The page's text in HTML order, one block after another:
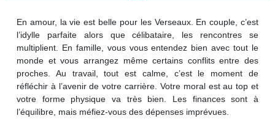
En amour, la vie est belle pour les Verseaux. En couple, c’est
l’idylle parfaite alors que célibataire, les rencontres se
multiplient. En famille, vous vous entendez bien avec tout le
monde et vous arrangez même certains conflits entre des
proches. Au travail, tout est calme, c’est le moment de
réfléchir à l’avenir de votre carrière. Votre moral est au top et
votre forme physique va très bien. Les finances sont à
l’équilibre, mais méfiez-vous des dépenses imprévues.